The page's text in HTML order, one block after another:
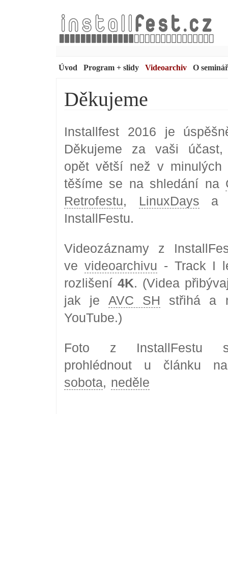
Úvod Program + slidy Videoarchiv O
Děkujeme
Installfest 2016 je
Děkujeme za vaši
opět větší než v minulých
těšíme se na shledání na
Retrofestu, LinuxDays a
InstallFestu.
Videozáznamy z
ve videoarchivu - Track I
rozlišení 4K. (Videa
jak je AVC SH střihá a
YouTube.)
Foto z InstallFestu
prohlédnout u článku
sobota, neděle